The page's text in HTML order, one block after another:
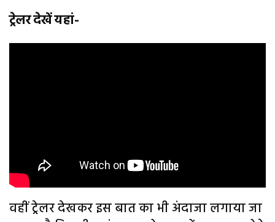
ट्रेलर देखें यहां-
वहीं ट्रेलर देखकर इस बात का भी अंदाजा लगाया जा